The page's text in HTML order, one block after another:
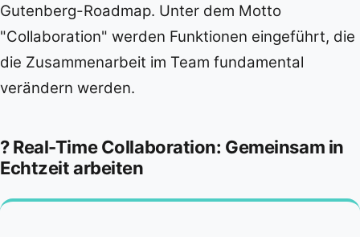
Gutenberg-Roadmap. Unter dem Motto
"Collaboration" werden Funktionen eingeführt, die
die Zusammenarbeit im Team fundamental
verändern werden.
? Real-Time Collaboration: Gemeinsam in
Echtzeit arbeiten